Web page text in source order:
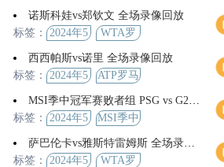
赛女单
第4轮
诺斯科娃vs郑钦文 全场录像回放
标签：
2024年5
WTA罗
赛女单
第3轮
西西帕斯vs诺里 全场录像回放
标签：
2024年5
ATP罗马
男单第3
轮
MSI季中冠军赛败者组 PSG vs G2 全场录像回放
标签：
2024年5
MSI季中
败者组
萨巴伦卡vs雅斯特雷姆斯 全场录像回放
标签：
2024年5
WTA罗